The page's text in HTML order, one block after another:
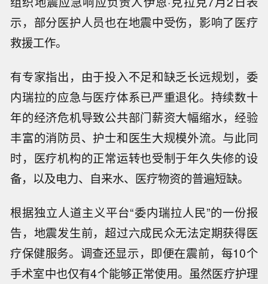
示，部分医护人员也在地震中受伤，影响了医疗
救援工作。
有专家指出，由于投入不足和缺乏长远规划，委
内瑞拉的应急与医疗体系已严重退化。持续数十
年的经济危机导致公共部门薪资大幅缩水，经验
丰富的消防员、护士和医生大规模外流。与此同
时，医疗机构的正常运转也受制于年久失修的设
备，以及电力、自来水、医疗物资的普遍短缺。
根据独立人道主义平台“委内瑞拉人民”的一份报
告，地震发生前，超过六成民众无法定期获得医
疗保健服务。调查还显示，即便在震前，每10个
手术室中也仅有4个能够正常使用。虽然医疗护理